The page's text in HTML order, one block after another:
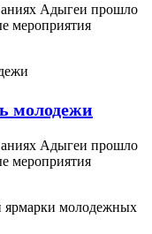
Адыгеи прошло
мероприятия
молодежи
Адыгеи прошло
мероприятия